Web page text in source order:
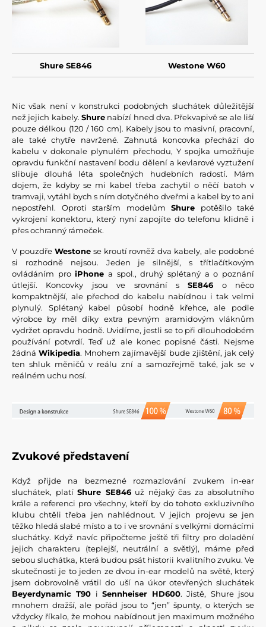
Shure SE846 Westone W60
Nic však není v konstrukci podobných sluchátek důležitější
než jejich kabely. Shurenabízí hned dva. Překvapivě se ale liší
pouze délkou (120 / 160 cm). Kabely jsou to masivní, pracovní,
ale také chytře navržené. Zahnutá koncovka přechází do
kabelu v dokonale plynulém přechodu, Y spojka umožňuje
opravdu funkční nastavení bodu dělení a kevlarové vyztužení
slibuje dlouhá léta společných hudebních radostí. Mám
dojem, že kdyby se mi kabel třeba zachytil o něčí batoh v
tramvaji, vytáhl bych s ním dotyčného dveřmi a kabel by to ani
nepostřehl. Oproti starším modelům Shure potěšilo také
vykrojení konektoru, který nyní zapojíte do telefonu klidně i
přes ochranný rámeček.
V pouzdře Westonese kroutí rovněž dva kabely, ale podobné
si rozhodně nejsou. Jeden je silnější, s třítlačítkovým
ovládáním proiPhone a spol., druhý splétaný a o poznání
útlejší. Koncovky jsou ve srovnání sSE846 o něco
kompaktnější, ale přechod do kabelu nabídnou i tak velmi
plynulý. Splétaný kabel působí hodně křehce, ale podle
výrobce by měl díky extra pevným aramidovým vláknům
vydržet opravdu hodně. Uvidíme, jestli se to při dlouhodobém
používání potvrdí. Teď už ale konec popisné části. Nejsme
žádnáWikipedia. Mnohem zajímavější bude zjištění, jak celý
ten shluk měničů v reálu zní a samozřejmě také, jak se v
reálném uchu nosí.
Zvukové představení
Když přijde na bezmezné rozmazlování zvukem in-ear
sluchátek, platí Shure SE846už nějaký čas za absolutního
krále a referenci pro všechny, kteří by do tohoto exkluzivního
klubu chtěli třeba jen nahlédnout. V jejich projevu se jen
těžko hledá slabé místo a to i ve srovnání s velkými domácími
sluchátky. Když navíc připočteme ještě tři filtry pro doladění
jejich charakteru (teplejší, neutrální a světlý), máme před
sebou sluchátka, která budou psát historii kvalitního zvuku. Ve
skutečnosti je to jeden ze dvou in-ear modelů na světě, který
jsem dobrovolně vrátil do uší na úkor otevřených sluchátek
Beyerdynamic T90 iSennheiser HD600. Jistě, Shure jsou
mnohem dražší, ale pořád jsou to “jen” špunty, o kterých se
vždycky říkalo, že mohou nabídnout jen maximum možného